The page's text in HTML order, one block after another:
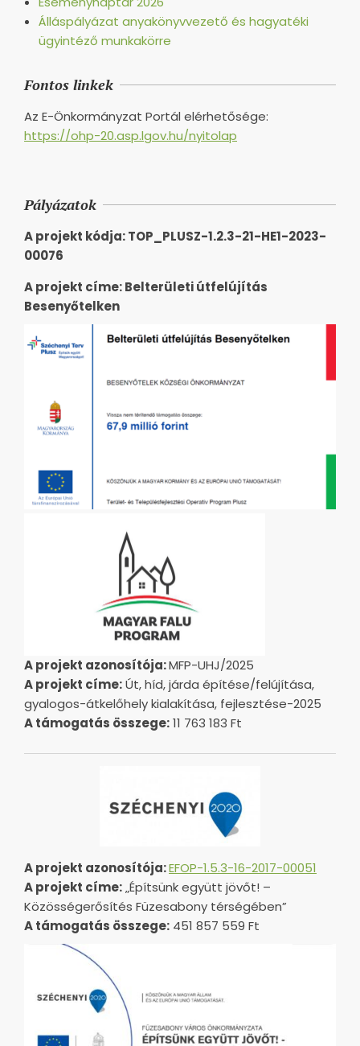
Álláspályázat anyakönyvvezető és hagyatéki
ügyintéző munkakörre
Fontos linkek
Az E-Önkormányzat Portál elérhetősége:
https://ohp-20.asp.lgov.hu/nyitolap
Pályázatok
A projekt kódja: TOP_PLUSZ-1.2.3-21-HE1-2023-
00076
A projekt címe: Belterületi útfelújítás
Besenyőtelken
A projekt azonosítója:MFP-UHJ/2025
A projekt címe:Út, híd, járda építése/felújítása,
gyalogos-átkelőhely kialakítása, fejlesztése-2025
A támogatás összege:11 763 183 Ft
A projekt azonosítója:EFOP-1.5.3-16-2017-00051
A projekt címe:„Építsünk együtt jövőt! –
Közösségerősítés Füzesabony térségében”
A támogatás összege: 451 857 559 Ft